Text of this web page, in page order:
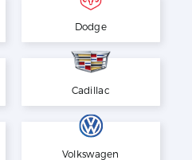
Dodge
Cadillac
Volkswagen